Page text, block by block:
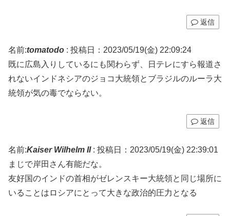
返信
名前:tomatodo : 投稿日：2023/05/19(金) 22:09:24
既に広島入りしているにも関わらず、日テレにすら報道さ
れないインドネシアのジョコ大統領とブラジルのルーラ大
統領が気の毒でならない。
返信
名前:Kaiser Wilhelm II: 投稿日：2023/05/19(金) 22:39:01
まじで岸田さん有能だな。
友好国のインドの首相がゼレンスキー大統領と同じ場所に
いることはロシアにとって大きな政治的圧力となる